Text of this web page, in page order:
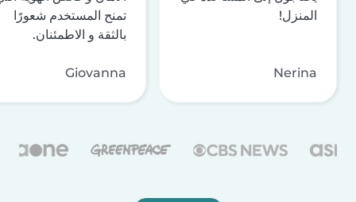
المنزل!
Nerina
تمنح المستخدم شعورًا
بالثقة و الاطمئنان.
Giovanna